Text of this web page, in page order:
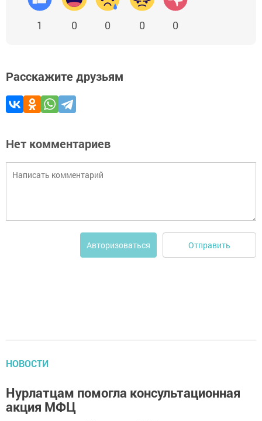
1 0 0 0 0
Расскажите друзьям
Нет комментариев
Авторизоваться Отправить
НОВОСТИ
Нурлатцам помогла консультационная
акция МФЦ